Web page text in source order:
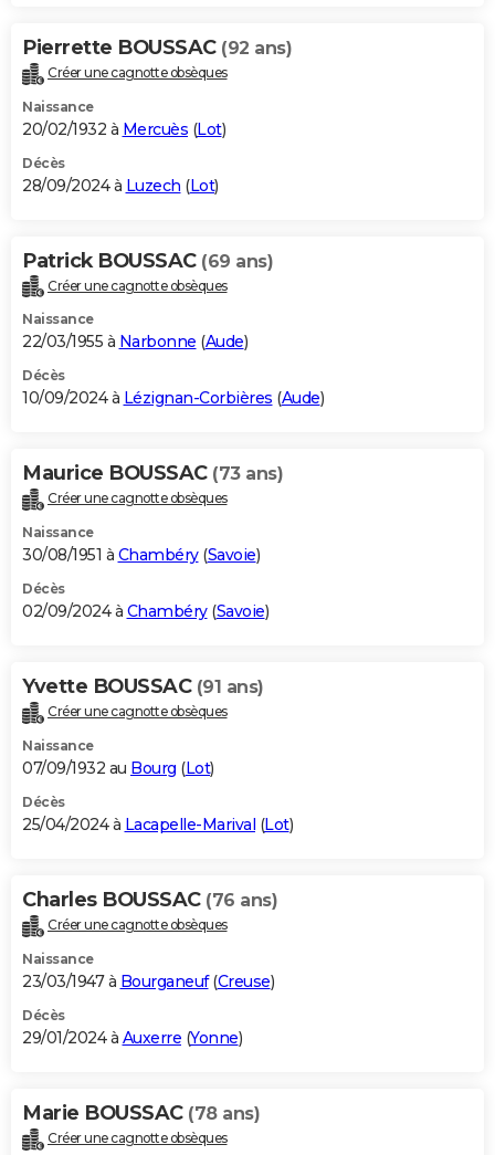
Pierrette BOUSSAC (92 ans)
Créer une cagnotte obsèques
Naissance
20/02/1932 à Mercuès (Lot)
Décès
28/09/2024 à Luzech (Lot)
Patrick BOUSSAC (69 ans)
Créer une cagnotte obsèques
Naissance
22/03/1955 à Narbonne (Aude)
Décès
10/09/2024 à Lézignan-Corbières (Aude)
Maurice BOUSSAC (73 ans)
Créer une cagnotte obsèques
Naissance
30/08/1951 à Chambéry(Savoie)
Décès
02/09/2024 à Chambéry(Savoie)
Yvette BOUSSAC (91 ans)
Créer une cagnotte obsèques
Naissance
07/09/1932 au Bourg (Lot)
Décès
25/04/2024 à Lacapelle-Marival (Lot)
Charles BOUSSAC (76 ans)
Créer une cagnotte obsèques
Naissance
23/03/1947 à Bourganeuf(Creuse)
Décès
29/01/2024 à Auxerre (Yonne)
Marie BOUSSAC (78 ans)
Créer une cagnotte obsèques